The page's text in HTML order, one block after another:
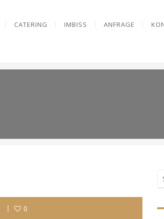
CATERING IMBISS ANFRAGE
0